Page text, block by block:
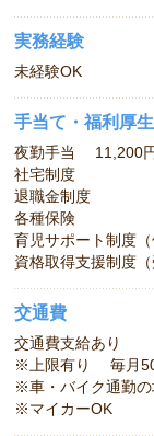
実務経験
未経験OK
手当て・福利厚生
夜勤手当 11,200
社宅制度
退職金制度
各種保険
育児サポート制度（
資格取得支援制度（
交通費
交通費支給あり
※上限有り 毎月
※車・バイク通勤の
※マイカーOK